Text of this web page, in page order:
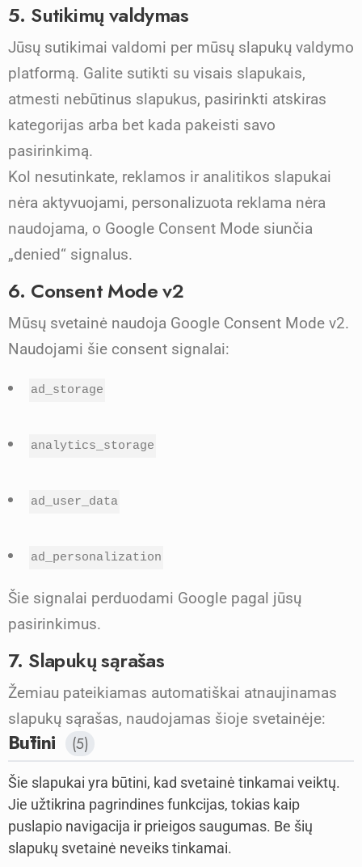
5. Sutikimų valdymas
Jūsų sutikimai valdomi per mūsų slapukų valdymo
platformą. Galite sutikti su visais slapukais,
atmesti nebūtinus slapukus, pasirinkti atskiras
kategorijas arba bet kada pakeisti savo
pasirinkimą.
Kol nesutinkate, reklamos ir analitikos slapukai
nėra aktyvuojami, personalizuota reklama nėra
naudojama, o Google Consent Mode siunčia
„denied“ signalus.
6. Consent Mode v2
Mūsų svetainė naudoja Google Consent Mode v2.
Naudojami šie consent signalai:
ad_storage
analytics_storage
ad_user_data
ad_personalization
Šie signalai perduodami Google pagal jūsų
pasirinkimus.
7. Slapukų sąrašas
Žemiau pateikiamas automatiškai atnaujinamas
slapukų sąrašas, naudojamas šioje svetainėje:
Būtini (5)
Šie slapukai yra būtini, kad svetainė tinkamai veiktų.
Jie užtikrina pagrindines funkcijas, tokias kaip
puslapio navigacija ir prieigos saugumas. Be šių
slapukų svetainė neveiks tinkamai.